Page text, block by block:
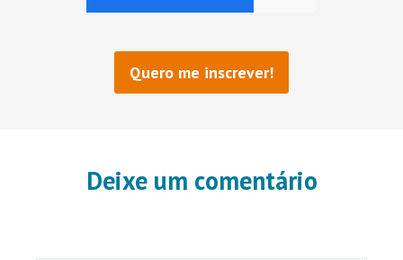
Deixe um comentário